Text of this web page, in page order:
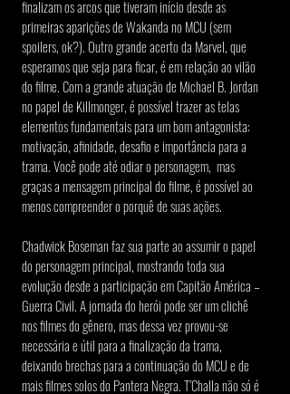
finalizam os arcos que tiveram início desde as
primeiras aparições de Wakanda no MCU (sem
spoilers, ok?). Outro grande acerto da Marvel, que
esperamos que seja para ficar, é em relação ao vilão
do filme. Com a grande atuação de Michael B. Jordan
no papel de Killmonger, é possível trazer as telas
elementos fundamentais para um bom antagonista:
motivação, afinidade, desafio e importância para a
trama. Você pode até odiar o personagem,  mas
graças a mensagem principal do filme, é possível ao
menos compreender o porquê de suas ações.
Chadwick Boseman faz sua parte ao assumir o papel
do personagem principal, mostrando toda sua
evolução desde a participação em Capitão América –
Guerra Civil. A jornada do herói pode ser um clichê
nos filmes do gênero, mas dessa vez provou-se
necessária e útil para a finalização da trama,
deixando brechas para a continuação do MCU e de
mais filmes solos do Pantera Negra. T’Challa não só é